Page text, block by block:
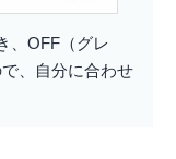
、OFF（グレ
、自分に合わせ